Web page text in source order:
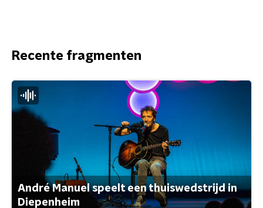
Recente fragmenten
André Manuel speelt een thuiswedstrijd in
Diepenheim